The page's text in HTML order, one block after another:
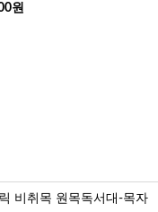
원
비취목 원목독서대-목자